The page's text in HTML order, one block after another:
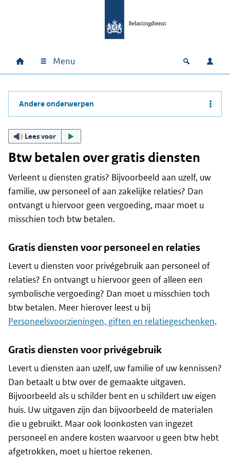
Hoofdnavigatie
Home Menu Open
Andere onderwerpen
Lees voor
Btw betalen over gratis diensten
Verleent u diensten gratis? Bijvoorbeeld aan uzelf, uw
familie, uw personeel of aan zakelijke relaties? Dan
ontvangt u hiervoor geen vergoeding, maar moet u
misschien toch btw betalen.
Gratis diensten voor personeel en relaties
Levert u diensten voor privégebruik aan personeel of
relaties? En ontvangt u hiervoor geen of alleen een
symbolische vergoeding? Dan moet u misschien toch
btw betalen. Meer hierover leest u bij
Personeelsvoorzieningen, giften en relatiegeschenken.
Gratis diensten voor privégebruik
Levert u diensten aan uzelf, uw familie of uw kennissen?
Dan betaalt u btw over de gemaakte uitgaven.
Bijvoorbeeld als u schilder bent en u schildert uw eigen
huis. Uw uitgaven zijn dan bijvoorbeeld de materialen
die u gebruikt. Maar ook loonkosten van ingezet
personeel en andere kosten waarvoor u geen btw hebt
afgetrokken, moet u hiertoe rekenen.